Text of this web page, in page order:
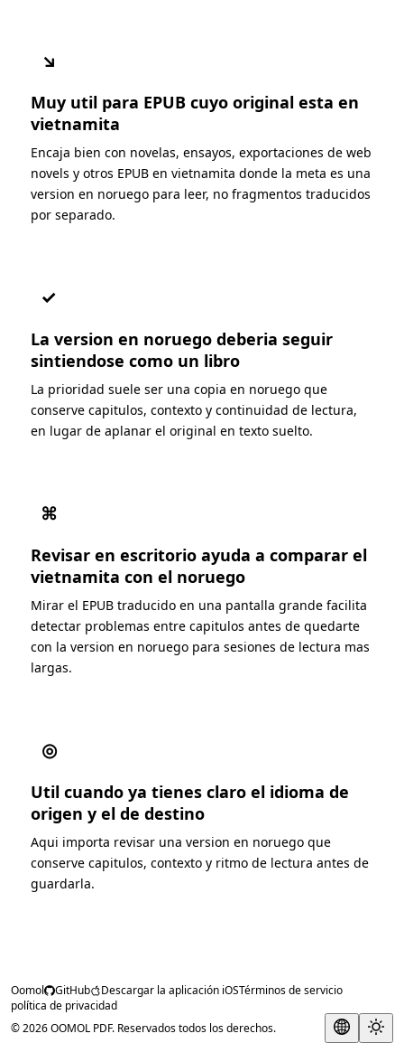
↘
Muy util para EPUB cuyo original esta en
vietnamita
Encaja bien con novelas, ensayos, exportaciones de web
novels y otros EPUB en vietnamita donde la meta es una
version en noruego para leer, no fragmentos traducidos
por separado.
✓
La version en noruego deberia seguir
sintiendose como un libro
La prioridad suele ser una copia en noruego que
conserve capitulos, contexto y continuidad de lectura,
en lugar de aplanar el original en texto suelto.
⌘
Revisar en escritorio ayuda a comparar el
vietnamita con el noruego
Mirar el EPUB traducido en una pantalla grande facilita
detectar problemas entre capitulos antes de quedarte
con la version en noruego para sesiones de lectura mas
largas.
◎
Util cuando ya tienes claro el idioma de
origen y el de destino
Aqui importa revisar una version en noruego que
conserve capitulos, contexto y ritmo de lectura antes de
guardarla.
Oomol GitHub Descargar la aplicación iOSTérminos de servicio
política de privacidad
© 2026 OOMOL PDF. Reservados todos los derechos.